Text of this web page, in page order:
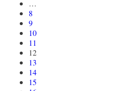
…
8
9
10
11
12
13
14
15